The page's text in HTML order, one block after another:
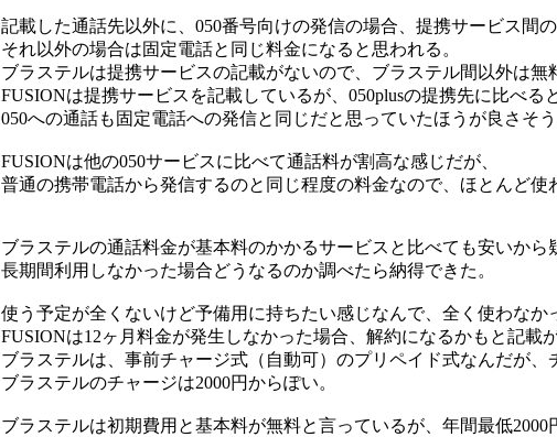
記載した通話先以外に、050番号向けの発信の場合、提携サービス間の
それ以外の場合は固定電話と同じ料金になると思われる。
ブラステルは提携サービスの記載がないので、ブラステル間以外は無
FUSIONは提携サービスを記載しているが、050plusの提携先に比べる
050への通話も固定電話への発信と同じだと思っていたほうが良さそう
FUSIONは他の050サービスに比べて通話料が割高な感じだが、
普通の携帯電話から発信するのと同じ程度の料金なので、ほとんど使
ブラステルの通話料金が基本料のかかるサービスと比べても安いから
長期間利用しなかった場合どうなるのか調べたら納得できた。
使う予定が全くないけど予備用に持ちたい感じなんで、全く使わなか
FUSIONは12ヶ月料金が発生しなかった場合、解約になるかもと記載が
ブラステルは、事前チャージ式（自動可）のプリペイド式なんだが、
ブラステルのチャージは2000円からぽい。
ブラステルは初期費用と基本料が無料と言っているが、年間最低2000